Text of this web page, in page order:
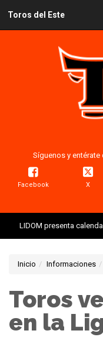
Toros del Este
Síguenos y
Facebook X
LIDOM presenta
Inicio Informaciones
Toros
en la